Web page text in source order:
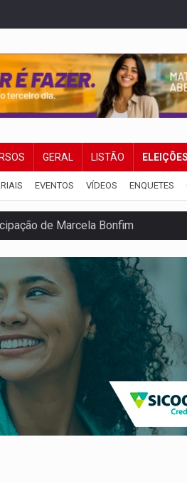
GERAL LISTÃO
EVENTOS VÍDEOS ENQUETES
de Marcela Bonfim
feira (7)
municipal em Porto Velho
com oportunidade de integrar
da Lei Maria da Penha
de débitos
geladeiras e ventiladores novos
de prisão em Espigão do Oeste